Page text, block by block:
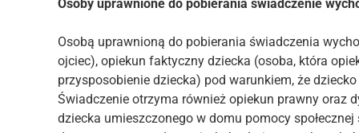
Osoby uprawnione do pobierania świadczenie
Osobą uprawnioną do pobierania świadczenia
ojciec), opiekun faktyczny dziecka (osoba, która
przysposobienie dziecka) pod warunkiem, że
Świadczenie otrzyma również opiekun prawny oraz
dziecka umieszczonego w domu pomocy